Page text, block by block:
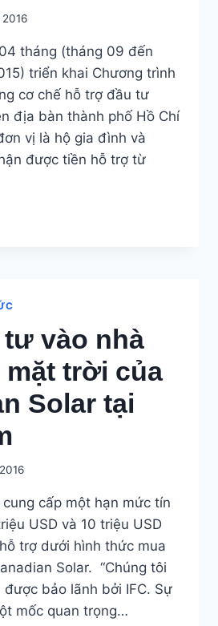
2016
tháng (tháng 09 đến
triển khai Chương trình
cơ chế hỗ trợ đầu tư
địa bàn thành phố Hồ Chí
vị là hộ gia đình và
được tiền hỗ trợ từ
KWH
tư vào nhà
mặt trời của
Solar tại
cấp một hạn mức tín
USD và 10 triệu USD
trợ dưới hình thức mua
Solar. “Chúng tôi
bảo lãnh bởi IFC. Sự
mốc quan trọng…